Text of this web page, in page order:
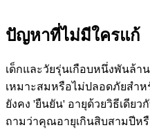
ปัญหาที่ไม่มีใครแก้
เด็กและวัยรุ่นเกือบหนึ่งพันล้
เหมาะสมหรือไม่ปลอดภัยสำ
ยังคง 'ยืนยัน' อายุด้วยวิธีเดีย
ถามว่าคุณอายุเกินสิบสามปีห